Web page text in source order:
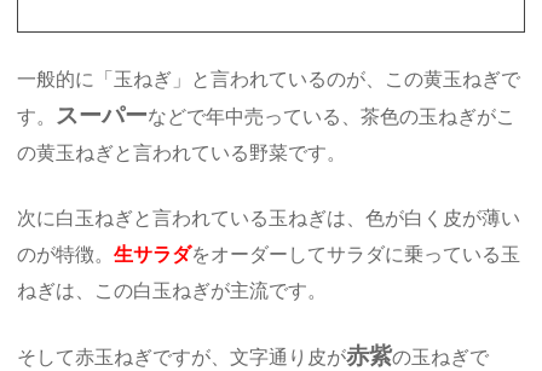
一般的に「玉ねぎ」と言われているのが、この黄玉ねぎで
す。 スーパーなどで年中売っている、茶色の玉ねぎがこ
の黄玉ねぎと言われている野菜です。
次に白玉ねぎと言われている玉ねぎは、色が白く皮が薄い
のが特徴。生サラダをオーダーしてサラダに乗っている玉
ねぎは、この白玉ねぎが主流です。
そして赤玉ねぎですが、文字通り皮が赤紫の玉ねぎで